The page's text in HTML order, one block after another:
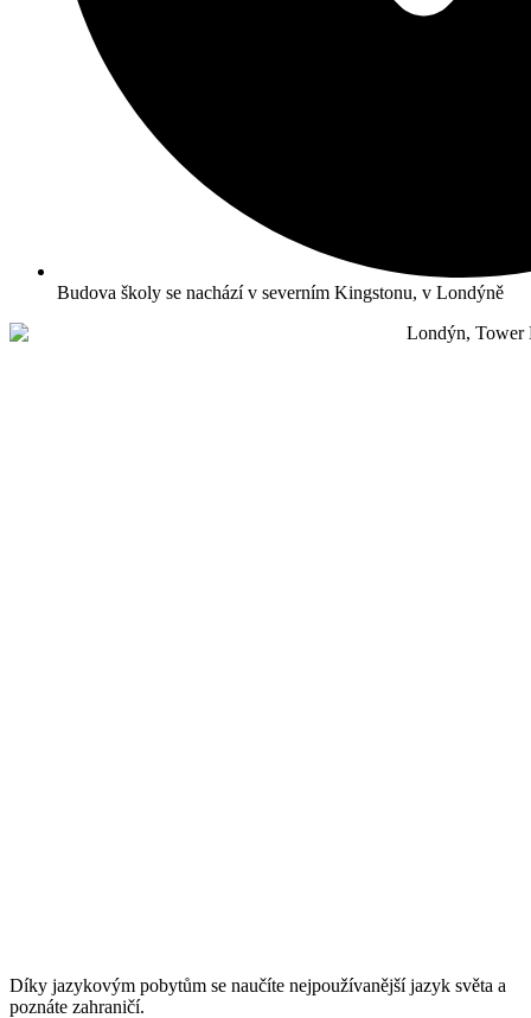
Budova školy se nachází v severním Kingstonu, v Londýně
Díky jazykovým pobytům se naučíte nejpoužívanější jazyk světa a
poznáte zahraničí.